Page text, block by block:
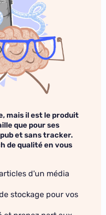
mais il est le produit
que pour ses
et sans tracker.
de qualité en vous
d'un média
stockage pour vos